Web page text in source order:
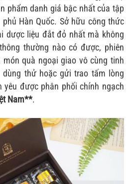
phẩm danh giá bậc nhất của tập
Hàn Quốc. Sở hữu công thức
dược liệu đắt đỏ nhất mà không
thường nào có được, phiên
quà ngoại giao vô cùng tinh
dùng thử hoặc gửi trao tấm lòng
được phân phối chính ngạch
Nam**.